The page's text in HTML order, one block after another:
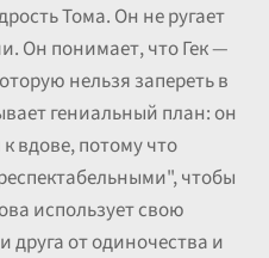
Тома. Он не ругает
Он понимает, что Гек —
нельзя запереть в
гениальный план: он
вдове, потому что
чтобы
использует свою
от одиночества и